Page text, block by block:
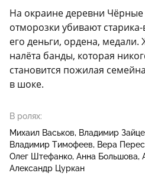
На окраине деревни
отморозки убивают
его деньги, ордена,
налёта банды, которая
становится пожилая
в шоке.
В ролях:
Михаил Васьков
Владимир
Владимир Тимофеев
Вера
Олег Штефанко Анна Большова
Александр Цуркан